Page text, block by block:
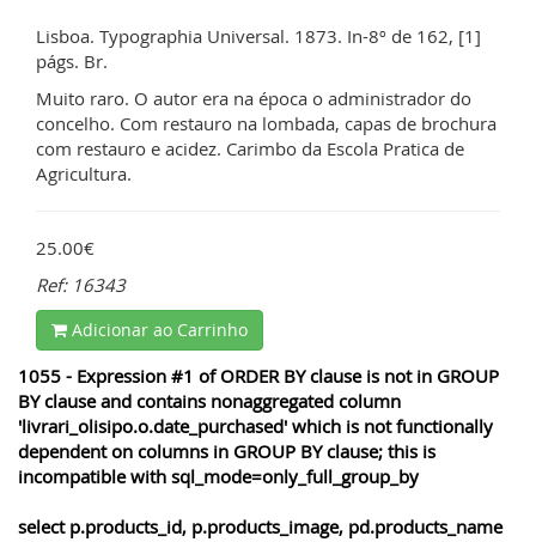
Lisboa. Typographia Universal. 1873. In-8º de 162, [1]
págs. Br.
Muito raro. O autor era na época o administrador do
concelho. Com restauro na lombada, capas de brochura
com restauro e acidez. Carimbo da Escola Pratica de
Agricultura.
25.00€
Ref: 16343
Adicionar ao Carrinho
1055 - Expression #1 of ORDER BY clause is not in GROUP
BY clause and contains nonaggregated column
'livrari_olisipo.o.date_purchased' which is not functionally
dependent on columns in GROUP BY clause; this is
incompatible with sql_mode=only_full_group_by
select p.products_id, p.products_image, pd.products_name